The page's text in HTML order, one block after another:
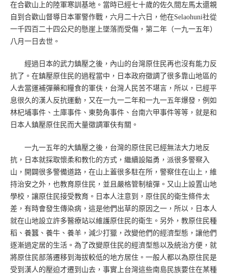
在合歡山上的陸軍寒訓基地。當時已經七十歲的佐久間左馬太還親
自到合歡山督導日本軍警作戰，六月二十六日，他在Selaohuni社從
一千四百二十四公尺的懸崖上墜落而受傷，第二年（一九一五年）
八月一日去世。
經過日本的武力鎮壓之後，內山的台灣原住民再也沒有能力反
抗了。在鎮壓原住民的過程當中，日本政府徵調了很多靠山地區的
人去當運補彈藥和糧食的軍伕，台灣人民苦不堪言，所以，已經平
息很久的漢人反抗運動，又在一九一二年和一九一五年爆發，例如
林杞埔事件、土庫事件、東勢角事件、台南六甲事件等等，就是和
日本人鎮壓原住民而大量徵調軍伕有關。
一九一五年的大鎮壓之後，台灣的原住民已經無法大力地反
抗，日本就採取懷柔和教化的方式，繼續設隘勇，派很多警察入
山，開闢很多警備道路，在山上蓋很多駐在所，警察住在山上，維
持治安之外，也教育原住民，並且嚴格管制槍彈。又山上設置山地
學校，讓原住民接受教育。日本人注意到，原住民的衛生條件太
差，有時會發生傳染病，這是他們出草的原因之一，所以，日本人
就在山地設立許多醫療站以維護原住民的衛生。另外，教原住民種
稻、養蠶、養牛、養羊，減少打獵，改變他們的經濟型態，讓他們
逐漸過定居的生活。為了改變原住民的經濟型態以及統治方便，就
將原住民部落遷移到海拔較低的地方居住。一般人都以為原住民是
受到漢人的壓迫才遷到山去，事實上台灣這些南島民族要住在某種